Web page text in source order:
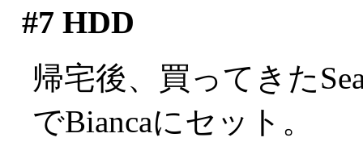
#7 HDD
帰宅後、買ってきた
でBiancaにセット。